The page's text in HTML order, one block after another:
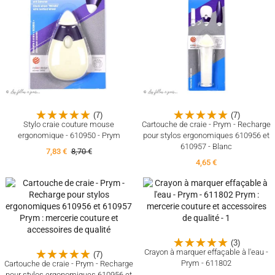
(7)
Stylo craie couture mouse
ergonomique - 610950 - Prym
7,83 € 8,70 €
(7)
Cartouche de craie - Prym - Recharge
pour stylos ergonomiques 610956 et
610957 - Blanc
4,65 €
(7)
Cartouche de craie - Prym - Recharge
(3)
Crayon à marquer effaçable à l'eau -
Prym - 611802